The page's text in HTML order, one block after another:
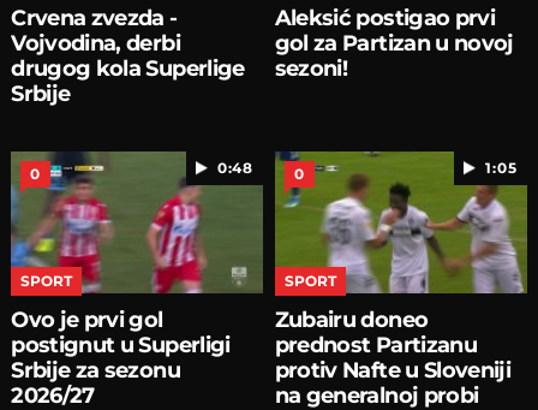
Crvena zvezda -
Vojvodina, derbi
drugog kola Superlige
Srbije
Aleksić postigao prvi
gol za Partizan u novoj
sezoni!
0:48
0
SPORT
Ovo je prvi gol
postignut u Superligi
Srbije za sezonu
2026/27
1:05
0
SPORT
Zubairu doneo
prednost Partizanu
protiv Nafte u Sloveniji
na generalnoj probi